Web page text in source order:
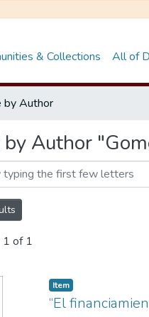
& Collections All of
by Author
Author
1 of 1
Item
“El